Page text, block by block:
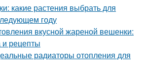
какие растения выбрать для
году
вкусной жареной вешенки:
рецепты
радиаторы отопления для